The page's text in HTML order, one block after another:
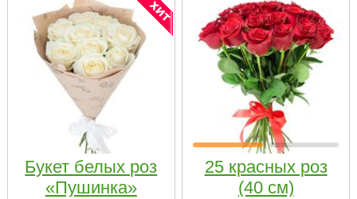
Букет белых роз
«Пушинка»
25 красных роз
(40 см)